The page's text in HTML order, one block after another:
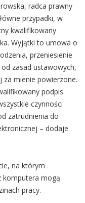
radca prawny
przypadki, w
kwalifikowany
Wyjątki to umowa o
przeniesienie
zasad ustawowych,
mienie powierzone.
podpis
czynności
zatrudnienia do
– dodaje
na którym
komputera mogą
pracy.